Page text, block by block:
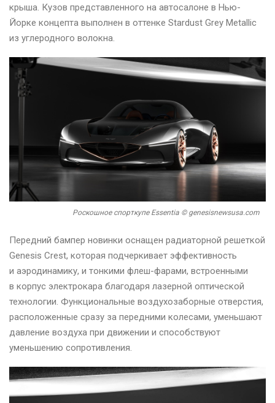
крыша. Кузов представленного на автосалоне в Нью-
Йорке концепта выполнен в оттенке Stardust Grey Metallic
из углеродного волокна.
Роскошное спорткупе Essentia © genesisnewsusa.com
Передний бампер новинки оснащен радиаторной решеткой
Genesis Crest, которая подчеркивает эффективность
и аэродинамику, и тонкими флеш-фарами, встроенными
в корпус электрокара благодаря лазерной оптической
технологии. Функциональные воздухозаборные отверстия,
расположенные сразу за передними колесами, уменьшают
давление воздуха при движении и способствуют
уменьшению сопротивления.